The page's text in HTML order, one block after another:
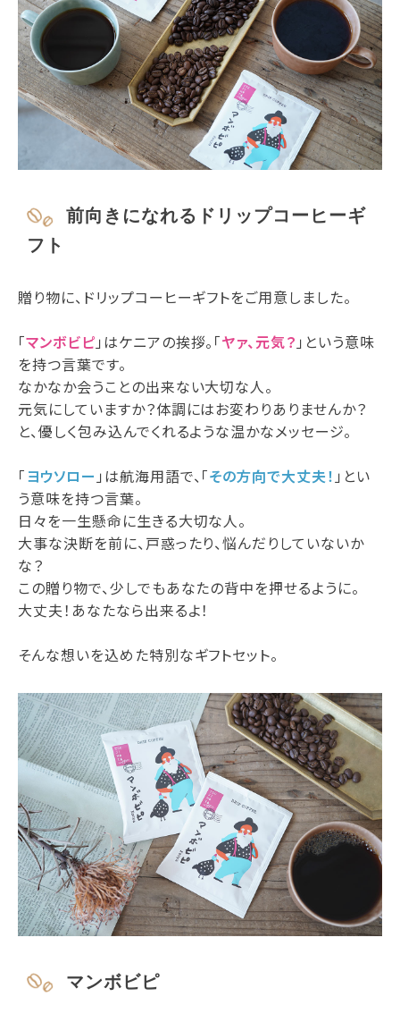
前向きになれるドリップコーヒーギ
フト
贈り物に、ドリップコーヒーギフトをご用意しました。
「マンボビピ 」はケニアの挨拶。「ヤァ、元気？ 」という意味
を持つ言葉です。
なかなか会うことの出来ない大切な人。
元気にしていますか？体調にはお変わりありませんか？
と、優しく包み込んでくれるような温かなメッセージ。
「ヨウソロー 」は航海用語で、「その方向で大丈夫！ 」とい
う意味を持つ言葉。
日々を一生懸命に生きる大切な人。
大事な決断を前に、戸惑ったり、悩んだりしていないか
な？
この贈り物で、少しでもあなたの背中を押せるように。
大丈夫！あなたなら出来るよ！
そんな想いを込めた特別なギフトセット。
マンボビピ